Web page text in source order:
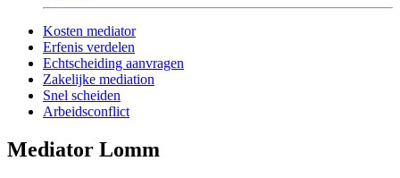
Kosten mediator
Erfenis verdelen
Echtscheiding aanvragen
Zakelijke mediation
Snel scheiden
Arbeidsconflict
Mediator Lomm